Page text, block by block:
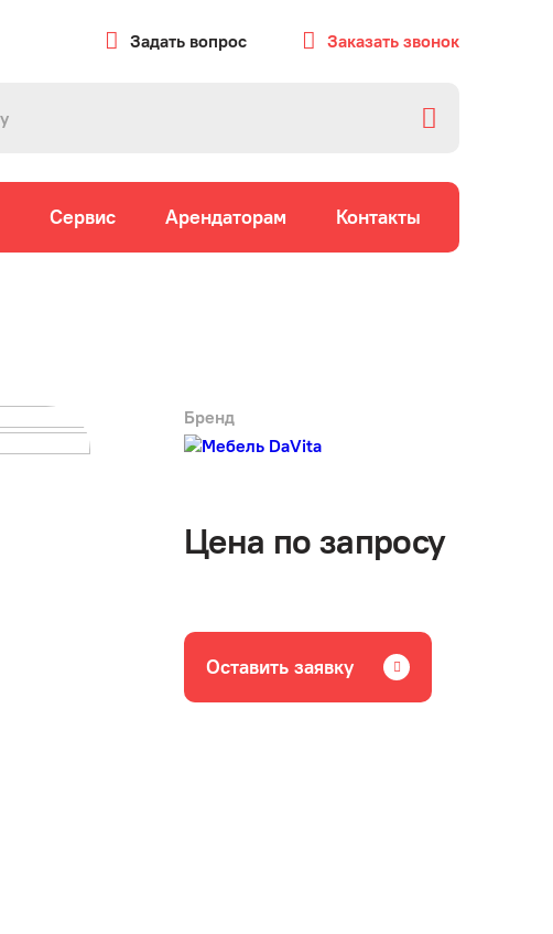
Задать вопрос Заказать звонок
Сервис Арендаторам Контакты
Бренд
Цена по запросу
Оставить заявку